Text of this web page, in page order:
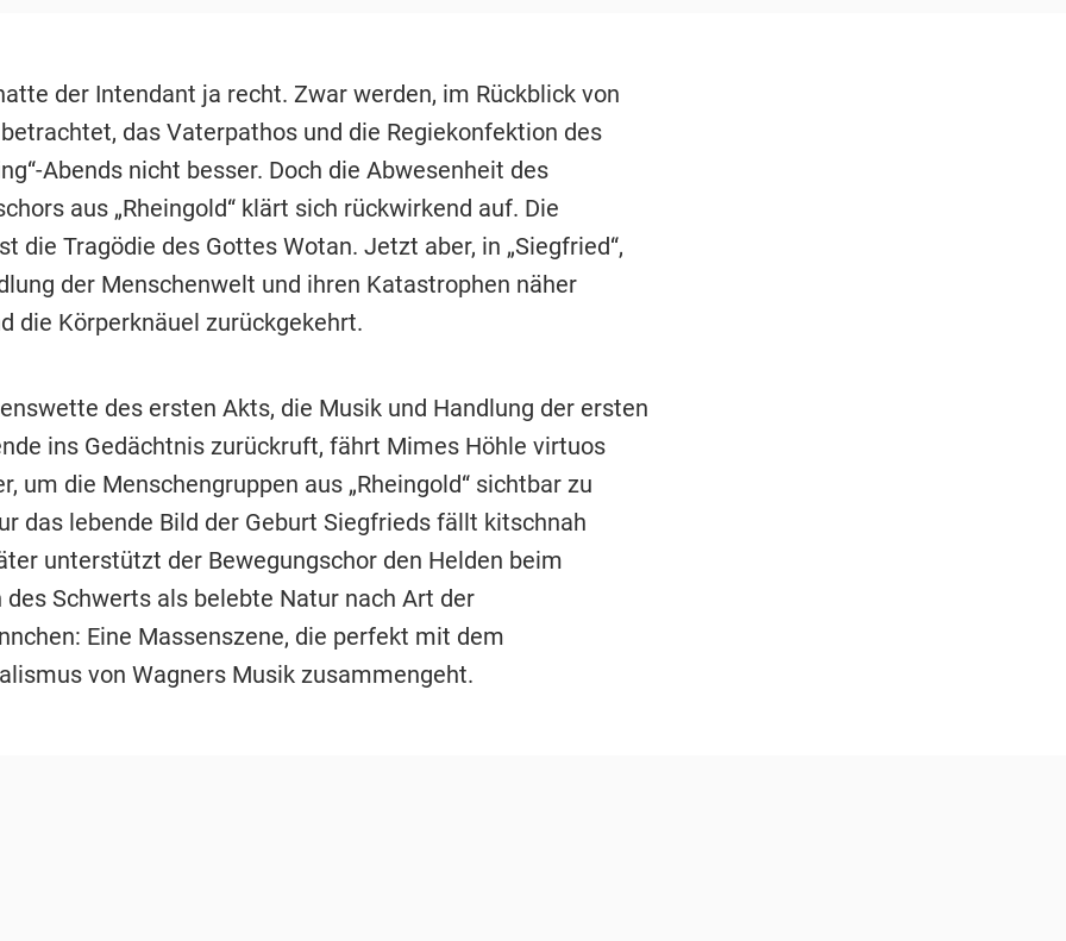
der Intendant ja recht. Zwar werden, im Rückblick von
betrachtet, das Vaterpathos und die Regiekonfektion des
Abends nicht besser. Doch die Abwesenheit des
aus „Rheingold“ klärt sich rückwirkend auf. Die
die Tragödie des Gottes Wotan. Jetzt aber, in „Siegfried“,
der Menschenwelt und ihren Katastrophen näher
die Körperknäuel zurückgekehrt.
des ersten Akts, die Musik und Handlung der ersten
ins Gedächtnis zurückruft, fährt Mimes Höhle virtuos
um die Menschengruppen aus „Rheingold“ sichtbar zu
das lebende Bild der Geburt Siegfrieds fällt kitschnah
unterstützt der Bewegungschor den Helden beim
des Schwerts als belebte Natur nach Art der
Eine Massenszene, die perfekt mit dem
von Wagners Musik zusammengeht.